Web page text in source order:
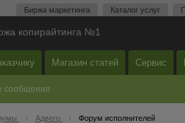
Биржа маркетинга Каталог услуг
копирайтинга №1
Магазин статей Сервис
сообщения
Адвего Форум исполнителей